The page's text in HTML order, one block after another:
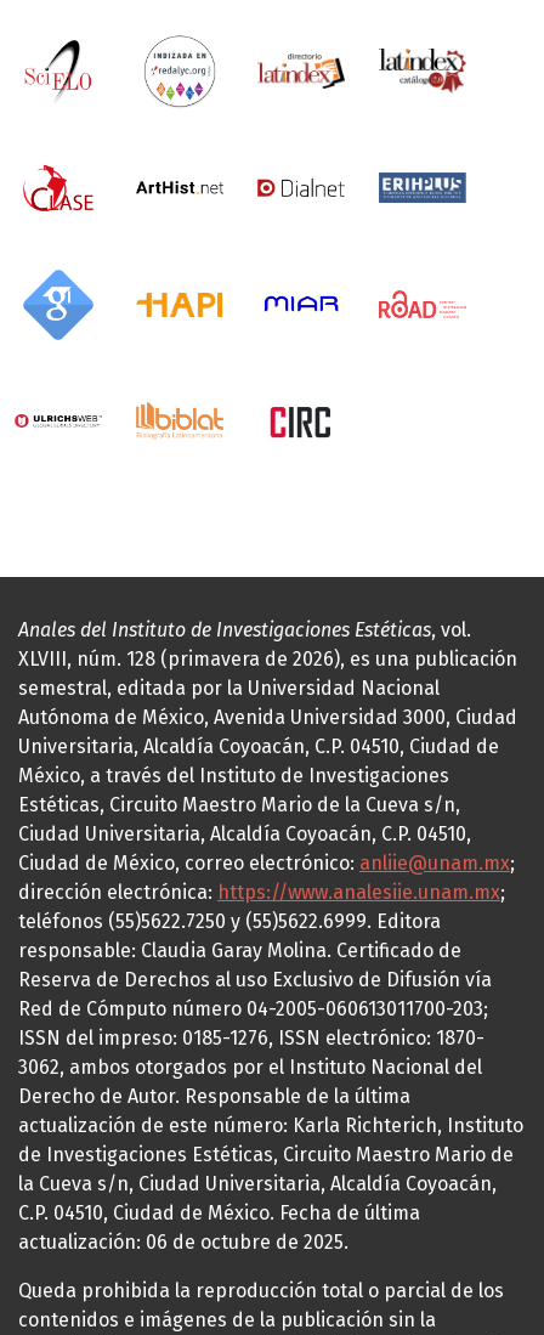
Anales del Instituto de Investigaciones Estéticas, vol.
XLVIII, núm. 128 (primavera de 2026), es una publicación
semestral, editada por la Universidad Nacional
Autónoma de México, Avenida Universidad 3000, Ciudad
Universitaria, Alcaldía Coyoacán, C.P. 04510, Ciudad de
México, a través del Instituto de Investigaciones
Estéticas, Circuito Maestro Mario de la Cueva s/n,
Ciudad Universitaria, Alcaldía Coyoacán, C.P. 04510,
Ciudad de México, correo electrónico: anliie@unam.mx;
dirección electrónica: https://www.analesiie.unam.mx;
teléfonos (55)5622.7250 y (55)5622.6999. Editora
responsable: Claudia Garay Molina. Certificado de
Reserva de Derechos al uso Exclusivo de Difusión vía
Red de Cómputo número 04-2005-060613011700-203;
ISSN del impreso: 0185-1276, ISSN electrónico: 1870-
3062, ambos otorgados por el Instituto Nacional del
Derecho de Autor. Responsable de la última
actualización de este número: Karla Richterich, Instituto
de Investigaciones Estéticas, Circuito Maestro Mario de
la Cueva s/n, Ciudad Universitaria, Alcaldía Coyoacán,
C.P. 04510, Ciudad de México. Fecha de última
actualización: 06 de octubre de 2025.
Queda prohibida la reproducción total o parcial de los
contenidos e imágenes de la publicación sin la